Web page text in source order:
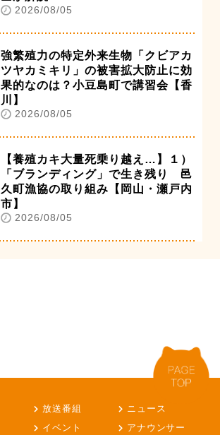
2026/08/05
強繁殖力の特定外来生物「クビアカ
ツヤカミキリ」の被害拡大防止に効
果的なのは？小豆島町で講習会【香
川】
2026/08/05
【養殖カキ大量死乗り越え…】１）
「ブランディング」で生き残り 邑
久町漁協の取り組み【岡山・瀬戸内
市】
2026/08/05
放送番組
ニュース
イベント
アナウンサー